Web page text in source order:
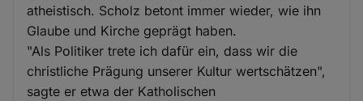
atheistisch. Scholz betont immer wieder, wie ihn
Glaube und Kirche geprägt haben.
"Als Politiker trete ich dafür ein, dass wir die
christliche Prägung unserer Kultur wertschätzen",
sagte er etwa der Katholischen